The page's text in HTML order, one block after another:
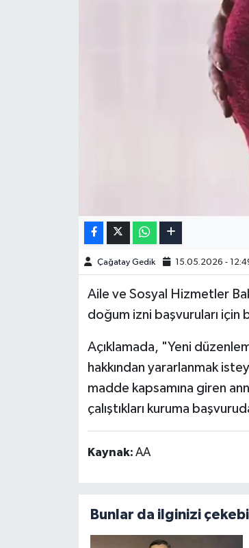
Çağatay Gedik 15.05.2026 -
Aile ve Sosyal Hizmetler
doğum izni başvuruları
Açıklamada, "Yeni
hakkından yararlanmak
madde kapsamına giren
çalıştıkları kuruma
Kaynak: AA
Bunlar da ilginizi